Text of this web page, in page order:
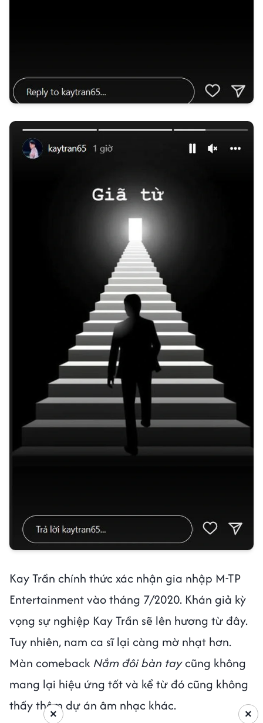
Kay Trần chính thức xác nhận gia nhập M-TP
Entertainment vào tháng 7/2020. Khán giả kỳ
vọng sự nghiệp Kay Trần sẽ lên hương từ đây.
Tuy nhiên, nam ca sĩ lại càng mờ nhạt hơn.
Màn comeback Nắm đôi bàn taycũng không
mang lại hiệu ứng tốt và kể từ đó cũng không
thấy thêm dự án âm nhạc khác.
×
×